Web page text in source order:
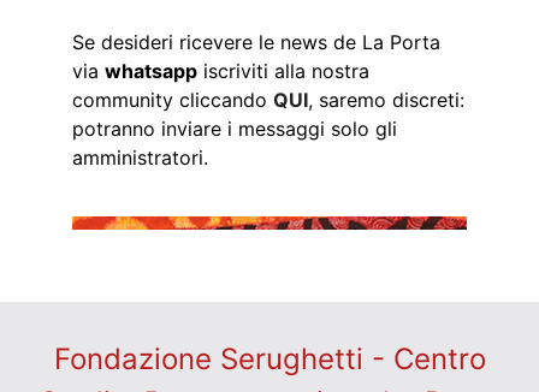
Se desideri ricevere le news de La Porta
via whatsapp iscriviti alla nostra
community cliccando QUI, saremo discreti:
potranno inviare i messaggi solo gli
amministratori.
Fondazione Serughetti - Centro